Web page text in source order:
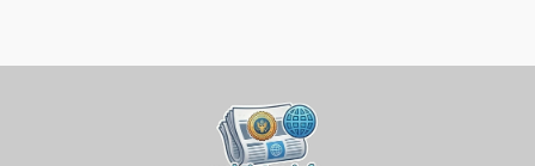
Cách
An
Toàn
Dữ
Liệu